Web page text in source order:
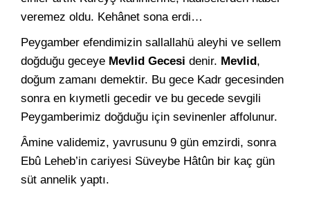
veremez oldu. Kehânet sona erdi…
Peygamber efendimizin sallallahü aleyhi ve sellem
doğduğu geceye Mevlid Gecesi denir. Mevlid,
doğum zamanı demektir. Bu gece Kadr gecesinden
sonra en kıymetli gecedir ve bu gecede sevgili
Peygamberimiz doğduğu için sevinenler affolunur.
Âmine validemiz, yavrusunu 9 gün emzirdi, sonra
Ebû Leheb’in cariyesi Süveybe Hâtûn bir kaç gün
süt annelik yaptı.